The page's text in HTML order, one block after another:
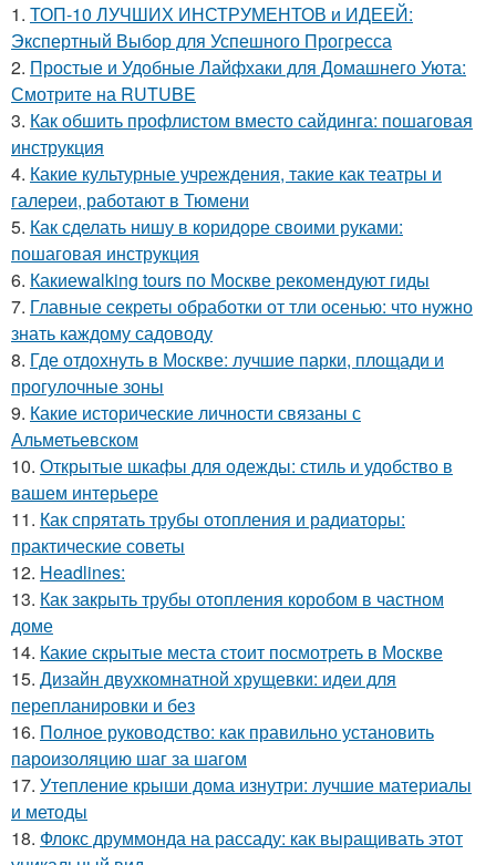
1. ТОП-10 ЛУЧШИХ ИНСТРУМЕНТОВ и ИДЕЕЙ:
Экспертный Выбор для Успешного Прогресса
2. Простые и Удобные Лайфхаки для Домашнего Уюта:
Смотрите на RUTUBE
3. Как обшить профлистом вместо сайдинга: пошаговая
инструкция
4. Какие культурные учреждения, такие как театры и
галереи, работают в Тюмени
5. Как сделать нишу в коридоре своими руками:
пошаговая инструкция
6. Какиеwalking tours по Москве рекомендуют гиды
7. Главные секреты обработки от тли осенью: что нужно
знать каждому садоводу
8. Где отдохнуть в Москве: лучшие парки, площади и
прогулочные зоны
9. Какие исторические личности связаны с
Альметьевском
10. Открытые шкафы для одежды: стиль и удобство в
вашем интерьере
11. Как спрятать трубы отопления и радиаторы:
практические советы
12. Headlines:
13. Как закрыть трубы отопления коробом в частном
доме
14. Какие скрытые места стоит посмотреть в Москве
15. Дизайн двухкомнатной хрущевки: идеи для
перепланировки и без
16. Полное руководство: как правильно установить
пароизоляцию шаг за шагом
17. Утепление крыши дома изнутри: лучшие материалы
и методы
18. Флокс друммонда на рассаду: как выращивать этот